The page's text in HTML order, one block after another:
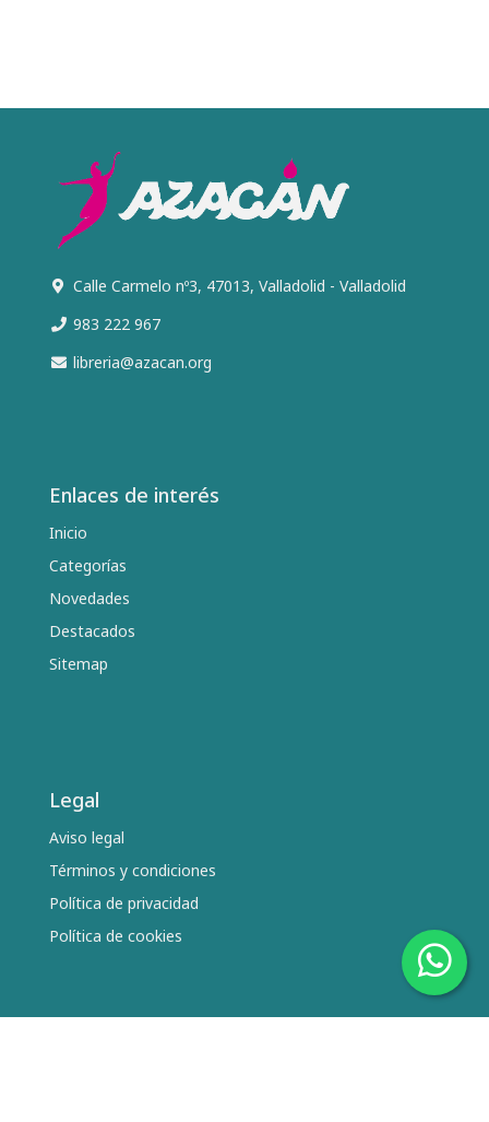
Calle Carmelo nº3, 47013, Valladolid - Valladolid
983 222 967
libreria@azacan.org
Enlaces de interés
Inicio
Categorías
Novedades
Destacados
Sitemap
Legal
Aviso legal
Términos y condiciones
Política de privacidad
Política de cookies